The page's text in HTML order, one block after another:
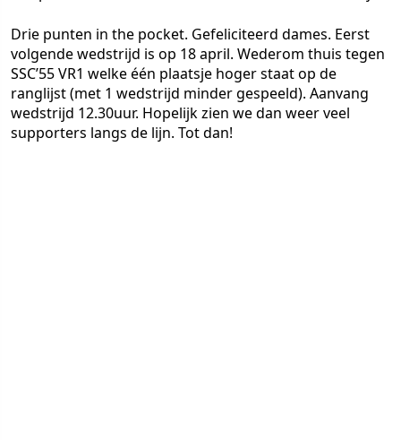
Drie punten in the pocket. Gefeliciteerd dames. Eerst
volgende wedstrijd is op 18 april. Wederom thuis tegen
SSC’55 VR1 welke één plaatsje hoger staat op de
ranglijst (met 1 wedstrijd minder gespeeld). Aanvang
wedstrijd 12.30uur. Hopelijk zien we dan weer veel
supporters langs de lijn. Tot dan!